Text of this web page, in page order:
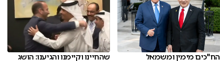
הח"כים מימין ומשמאל שהחיינו וקיימנו והגיענו: הושג